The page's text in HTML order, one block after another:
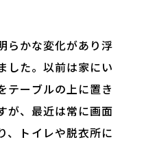
らかな変化があり浮
した。以前は家にい
テーブルの上に置き
が、最近は常に画面
、トイレや脱衣所に